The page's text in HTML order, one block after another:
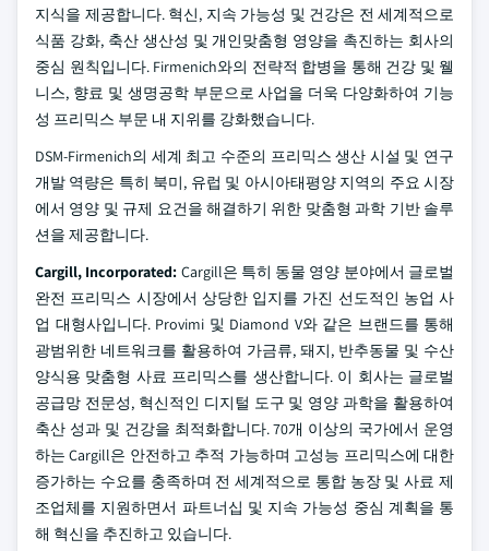
지식을 제공합니다. 혁신, 지속 가능성 및 건강은 전 세계적으로
식품 강화, 축산 생산성 및 개인맞춤형 영양을 촉진하는 회사의
중심 원칙입니다. Firmenich와의 전략적 합병을 통해 건강 및 웰
니스, 향료 및 생명공학 부문으로 사업을 더욱 다양화하여 기능
성 프리믹스 부문 내 지위를 강화했습니다.
DSM-Firmenich의 세계 최고 수준의 프리믹스 생산 시설 및 연구
개발 역량은 특히 북미, 유럽 및 아시아태평양 지역의 주요 시장
에서 영양 및 규제 요건을 해결하기 위한 맞춤형 과학 기반 솔루
션을 제공합니다.
Cargill, Incorporated: Cargill은 특히 동물 영양 분야에서 글로벌
완전 프리믹스 시장에서 상당한 입지를 가진 선도적인 농업 사
업 대형사입니다. Provimi 및 Diamond V와 같은 브랜드를 통해
광범위한 네트워크를 활용하여 가금류, 돼지, 반추동물 및 수산
양식용 맞춤형 사료 프리믹스를 생산합니다. 이 회사는 글로벌
공급망 전문성, 혁신적인 디지털 도구 및 영양 과학을 활용하여
축산 성과 및 건강을 최적화합니다. 70개 이상의 국가에서 운영
하는 Cargill은 안전하고 추적 가능하며 고성능 프리믹스에 대한
증가하는 수요를 충족하며 전 세계적으로 통합 농장 및 사료 제
조업체를 지원하면서 파트너십 및 지속 가능성 중심 계획을 통
해 혁신을 추진하고 있습니다.